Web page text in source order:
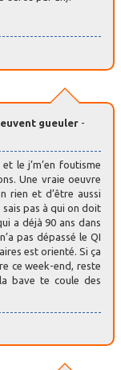
gueuler -
le j’m’en foutisme
Une vraie oeuvre
rien et d’être aussi
pas à qui on doit
a déjà 90 ans dans
pas dépassé le QI
est orienté. Si ça
ce week-end, reste
bave te coule des